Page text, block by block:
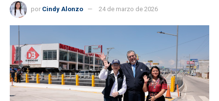
por Cindy Alonzo 24 de marzo de 2026